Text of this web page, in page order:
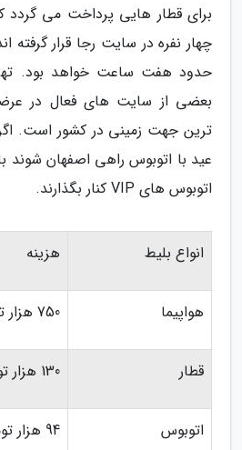
برای قطار هایی پرداخت می
چهار نفره در سایت رجا قرار
حدود هفت ساعت خواهد بود.
بعضی از سایت های فعال در
ترین جهت زمینی در کشور است.
اتوبوس های VIP کنار بگذارند.
انواع بلیط هزینه
هواپیما 750 هزار تومان
قطار 130 هزار تومان
اتوبوس 94 هزار تومان